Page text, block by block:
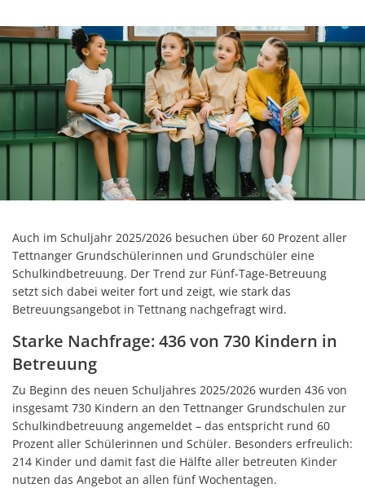
Auch im Schuljahr 2025/2026 besuchen über 60 Prozent aller
Tettnanger Grundschülerinnen und Grundschüler eine
Schulkindbetreuung. Der Trend zur Fünf-Tage-Betreuung
setzt sich dabei weiter fort und zeigt, wie stark das
Betreuungsangebot in Tettnang nachgefragt wird.
Starke Nachfrage: 436 von 730 Kindern in
Betreuung
Zu Beginn des neuen Schuljahres 2025/2026 wurden 436 von
insgesamt 730 Kindern an den Tettnanger Grundschulen zur
Schulkindbetreuung angemeldet – das entspricht rund 60
Prozent aller Schülerinnen und Schüler. Besonders erfreulich:
214 Kinder und damit fast die Hälfte aller betreuten Kinder
nutzen das Angebot an allen fünf Wochentagen.